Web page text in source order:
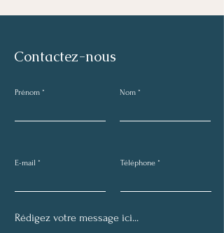
Difficultés à faire
diacritiques particuliers
Contactez-nous
Prénom Nom
E-mail Téléphone